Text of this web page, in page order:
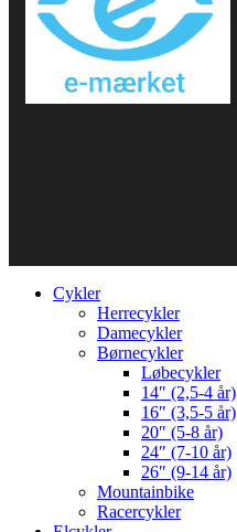
Cykler
Herrecykler
Damecykler
Børnecykler
Løbecykler
14″ (2,5-4 år)
16″ (3,5-5 år)
20″ (5-8 år)
24″ (7-10 år)
26″ (9-14 år)
Mountainbike
Racercykler